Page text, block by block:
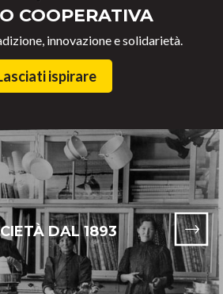
COOPERATIVA
innovazione e solidarietà.
ispirare
DAL 1893